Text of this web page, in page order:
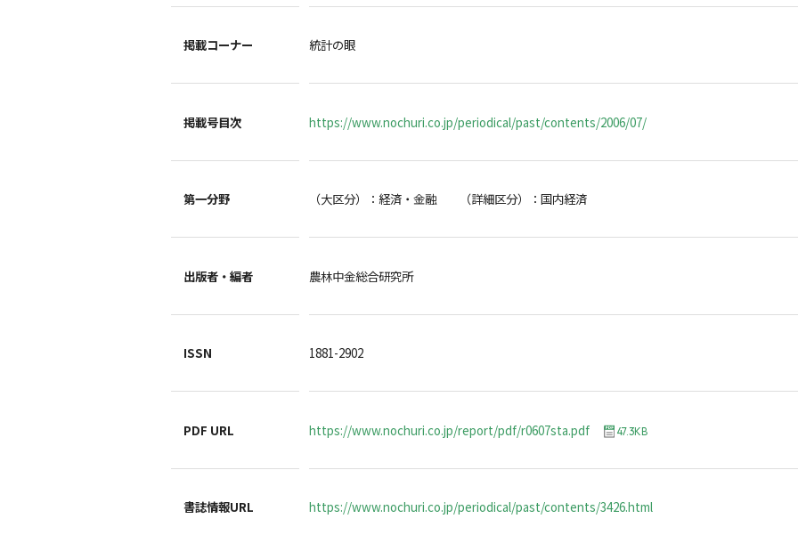
掲載コーナー 統計の眼
掲載号目次 https://www.nochuri.co.jp/periodical/past/contents/2006/07/
第一分野 （大区分）：経済・金融 （詳細区分）：国内経済
出版者・編者 農林中金総合研究所
ISSN 1881-2902
PDF URL https://www.nochuri.co.jp/report/pdf/r0607sta.pdf 47.3KB
書誌情報URL https://www.nochuri.co.jp/periodical/past/contents/3426.html